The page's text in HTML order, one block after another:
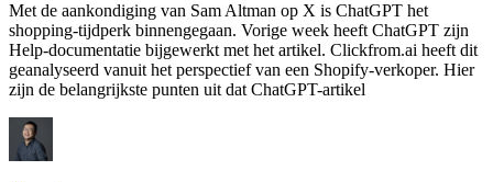
Met de aankondiging van Sam Altman op X is ChatGPT het
shopping-tijdperk binnengegaan. Vorige week heeft ChatGPT zijn
Help-documentatie bijgewerkt met het artikel. Clickfrom.ai heeft dit
geanalyseerd vanuit het perspectief van een Shopify-verkoper. Hier
zijn de belangrijkste punten uit dat ChatGPT-artikel